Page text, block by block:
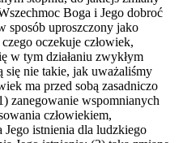
Boga i Jego dobroć
sposób uproszczony jako
oczekuje człowiek,
w tym działaniu zwykłym
się nie takie, jak uważaliśmy
ma przed sobą zasadniczo
zanegowanie wspomnianych
człowiekiem,
Jego istnienia dla ludzkiego